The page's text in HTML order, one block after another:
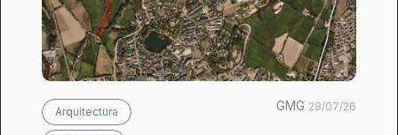
Arquitectura GMG 28/07/26